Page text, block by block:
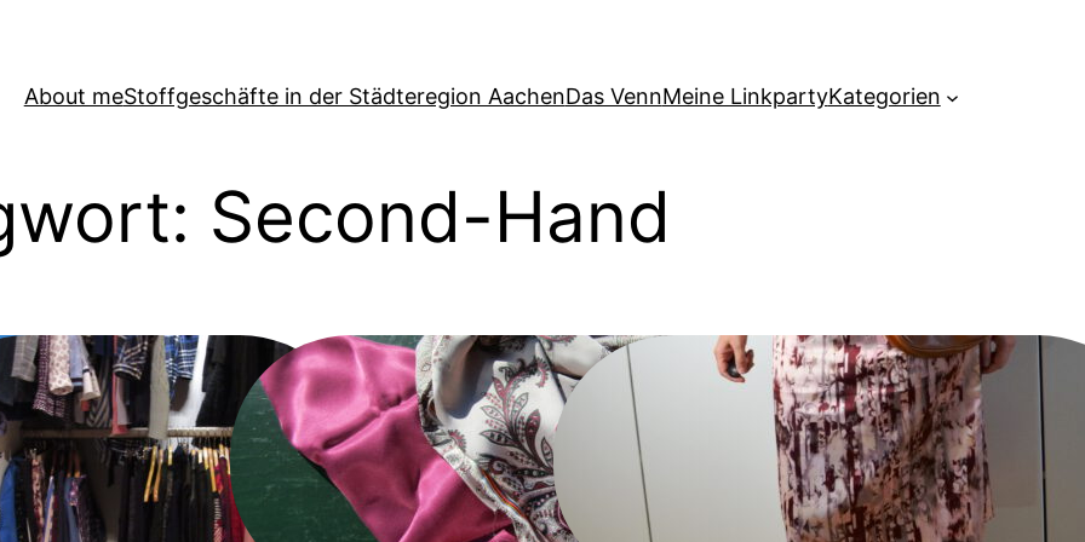
About meStoffgeschäfte in der Städteregion AachenDas VennMeine LinkpartyKategorien
Second-Hand